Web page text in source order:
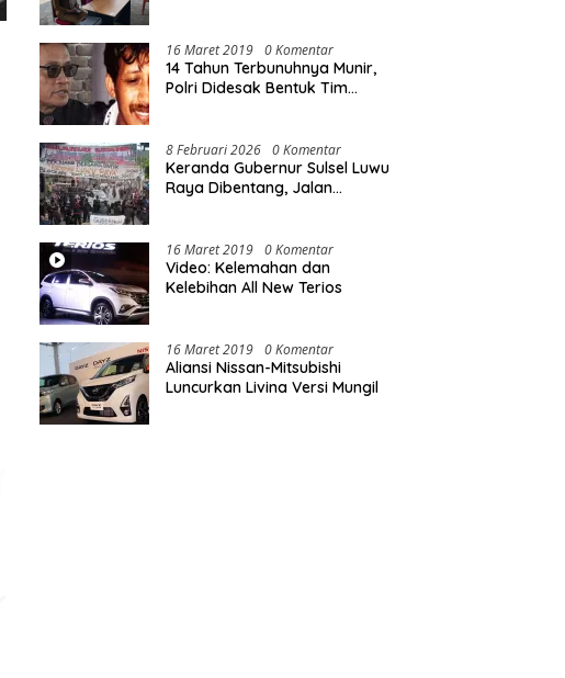
16 Maret 2019 0 Komentar
14 Tahun Terbunuhnya Munir,
Polri Didesak Bentuk Tim
8 Februari 2026 0 Komentar
Keranda Gubernur Sulsel Luwu
Raya Dibentang, Jalan
16 Maret 2019 0 Komentar
Video: Kelemahan dan
Kelebihan All New Terios
16 Maret 2019 0 Komentar
Aliansi Nissan-Mitsubishi
Luncurkan Livina Versi Mungil